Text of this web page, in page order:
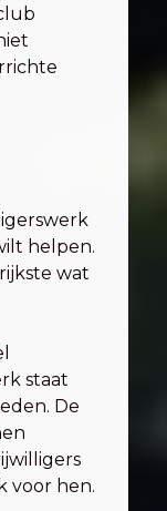
helpen.
wat
staat
De
voor hen.